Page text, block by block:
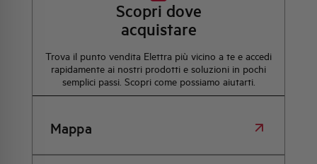
Scopri dove
acquistare
Trova il punto vendita Elettra più vicino a te e accedi
rapidamente ai nostri prodotti e soluzioni in pochi
semplici passi. Scopri come possiamo aiutarti.
Mappa